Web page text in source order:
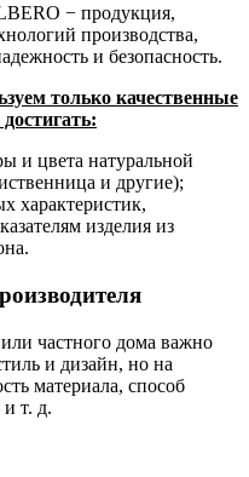
− продукция,
производства,
и безопасность.
только качественные
и цвета натуральной
и другие);
характеристик,
изделия из
частного дома важно
и дизайн, но на
материала, способ
т. д.